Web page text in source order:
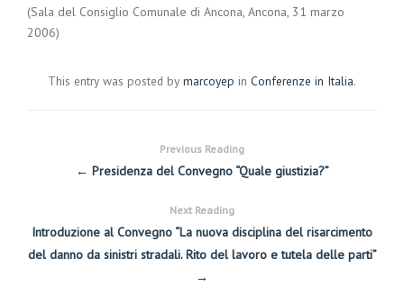
(Sala del Consiglio Comunale di Ancona, Ancona, 31 marzo
2006)
This entry was posted by marcoyep in Conferenze in Italia.
Previous Reading
← Presidenza del Convegno “Quale giustizia?”
Next Reading
Introduzione al Convegno “La nuova disciplina del risarcimento
del danno da sinistri stradali. Rito del lavoro e tutela delle parti”
→